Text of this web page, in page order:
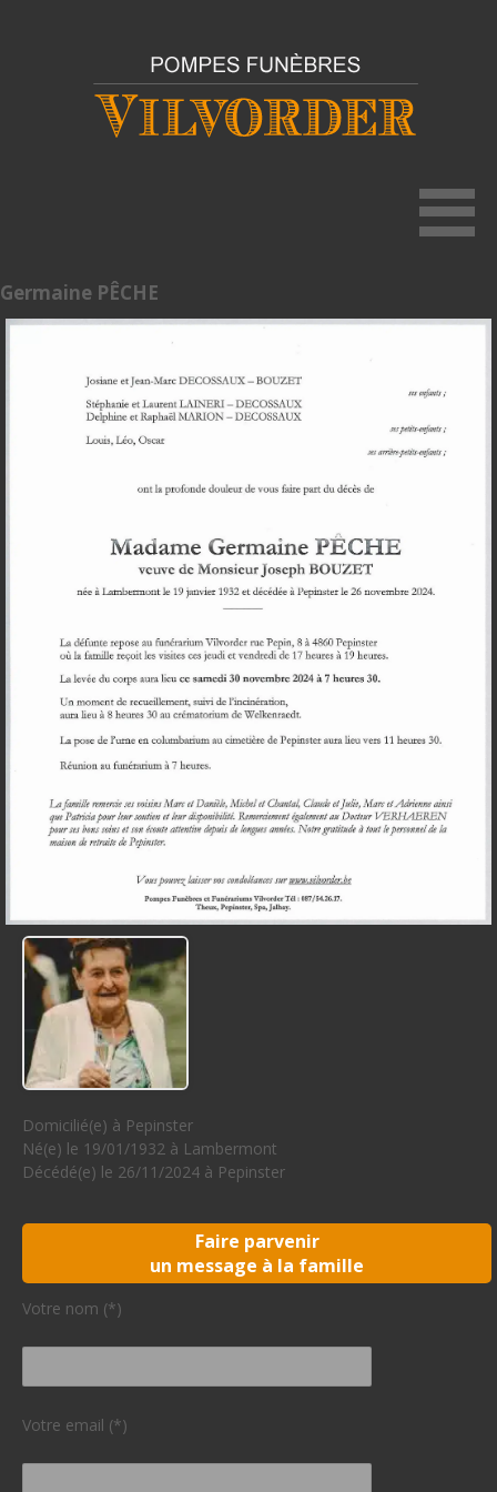
Germaine PÊCHE
Domicilié(e) à Pepinster
Né(e) le 19/01/1932 à Lambermont
Décédé(e) le 26/11/2024 à Pepinster
Faire parvenir
un message à la famille
Votre nom (*)
Votre email (*)